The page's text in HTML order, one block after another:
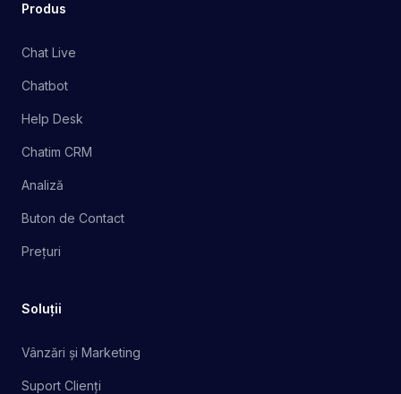
Produs
Chat Live
Chatbot
Help Desk
Chatim CRM
Analiză
Buton de Contact
Prețuri
Soluții
Vânzări și Marketing
Suport Clienți